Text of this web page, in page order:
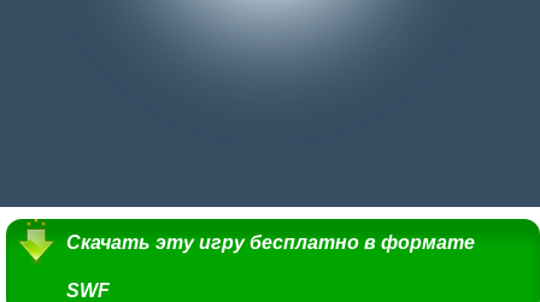
Скачать эту игру бесплатно в формате
SWF